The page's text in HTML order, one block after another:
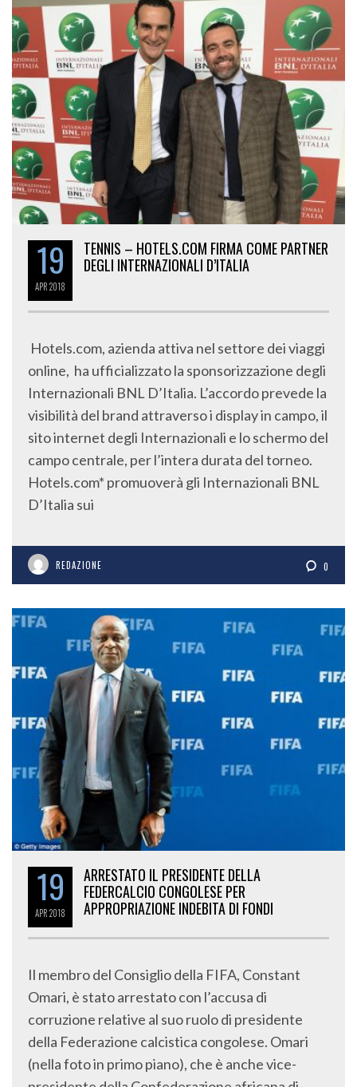
19
APR2018
TENNIS – HOTELS.COM FIRMA COME PARTNER
DEGLI INTERNAZIONALI D’ITALIA
Hotels.com, azienda attiva nel settore dei viaggi
online, ha ufficializzato la sponsorizzazione degli
Internazionali BNL D’Italia. L’accordo prevede la
visibilità del brand attraverso i display in campo, il
sito internet degli Internazionali e lo schermo del
campo centrale, per l’intera durata del torneo.
Hotels.com* promuoverà gli Internazionali BNL
D’Italia sui
REDAZIONE 0
19
APR2018
ARRESTATO IL PRESIDENTE DELLA
FEDERCALCIO CONGOLESE PER
APPROPRIAZIONE INDEBITA DI FONDI
Il membro del Consiglio della FIFA, Constant
Omari, è stato arrestato con l’accusa di
corruzione relative al suo ruolo di presidente
della Federazione calcistica congolese. Omari
(nella foto in primo piano), che è anche vice-